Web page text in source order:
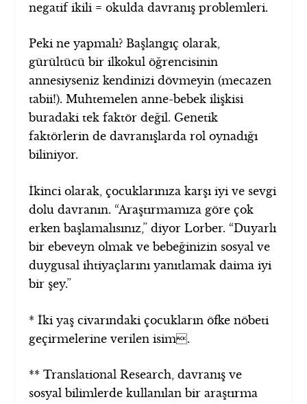
negatif ikili = okulda davranış problemleri.
Peki ne yapmalı? Başlangıç olarak,
gürültücü bir ilkokul öğrencisinin
annesiyseniz kendinizi dövmeyin (mecazen
tabii!). Muhtemelen anne-bebek ilişkisi
buradaki tek faktör değil. Genetik
faktörlerin de davranışlarda rol oynadığı
biliniyor.
İkinci olarak, çocuklarınıza karşı iyi ve sevgi
dolu davranın. “Araştırmamıza göre çok
erken başlamalısınız,” diyor Lorber. “Duyarlı
bir ebeveyn olmak ve bebeğinizin sosyal ve
duygusal ihtiyaçlarını yanıtlamak daima iyi
bir şey.”
* İki yaş civarındaki çocukların öfke nöbeti
geçirmelerine verilen isim.
** Translational Research, davranış ve
sosyal bilimlerde kullanılan bir araştırma